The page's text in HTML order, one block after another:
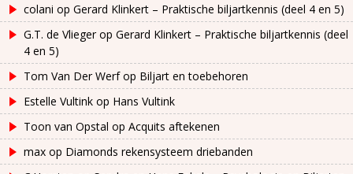
colani op Gerard Klinkert – Praktische biljartkennis (deel 4 en 5)
G.T. de Vliegerop Gerard Klinkert – Praktische biljartkennis (deel
4 en 5)
Tom Van Der Werfop Biljart en toebehoren
Estelle Vultink op Hans Vultink
Toon van Opstal op Acquits aftekenen
max op Diamonds rekensysteem driebanden